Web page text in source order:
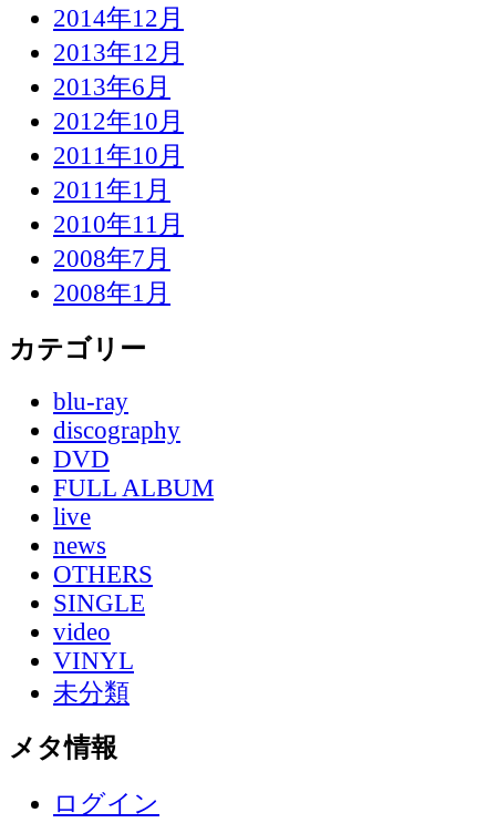
2014年12月
2013年12月
2013年6月
2012年10月
2011年10月
2011年1月
2010年11月
2008年7月
2008年1月
カテゴリー
blu-ray
discography
DVD
FULL ALBUM
live
news
OTHERS
SINGLE
video
VINYL
未分類
メタ情報
ログイン